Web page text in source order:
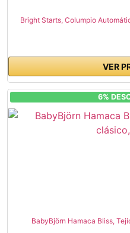
Bright Starts, Columpio
VER
6%
BabyBjörn Hamaca Bliss,